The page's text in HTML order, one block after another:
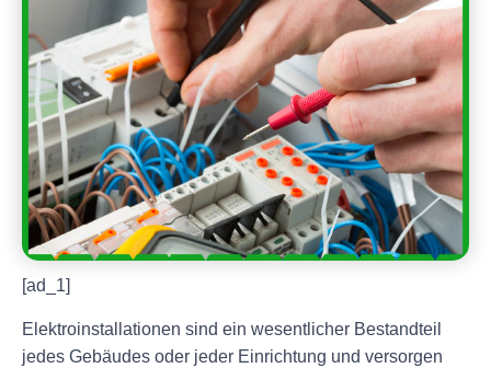
[ad_1]
Elektroinstallationen sind ein wesentlicher Bestandteil
jedes Gebäudes oder jeder Einrichtung und versorgen